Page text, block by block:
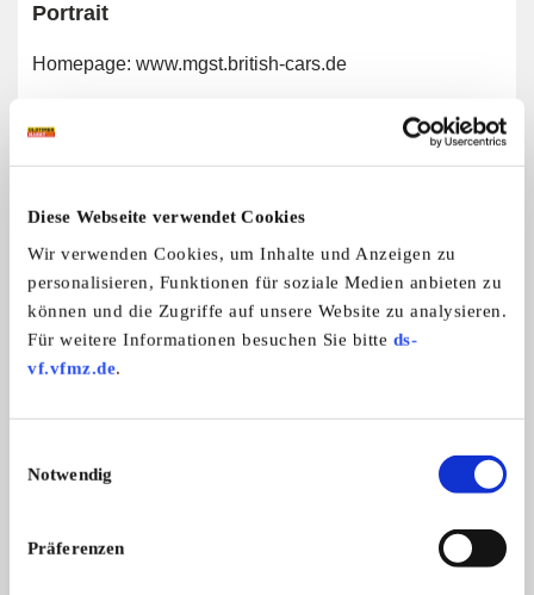
Diese Webseite verwendet Cookies
Wir verwenden Cookies, um Inhalte und Anzeigen zu
personalisieren, Funktionen für soziale Medien anbieten zu
können und die Zugriffe auf unsere Website zu analysieren.
Für weitere Informationen besuchen Sie bitte ds-
vf.vfmz.de.
Notwendig
Präferenzen
Portrait
Homepage: www.mgst.british-cars.de
Automarken:
Austin Healey & MG Stammtisch
Hamburg